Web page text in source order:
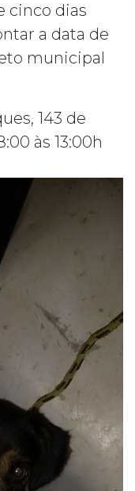
cinco dias
a data de
municipal
143 de
às 13:00h